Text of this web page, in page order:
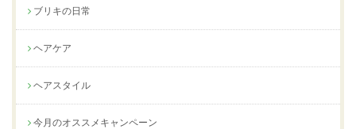
ブリキの日常
ヘアケア
ヘアスタイル
今月のオススメキャンペーン